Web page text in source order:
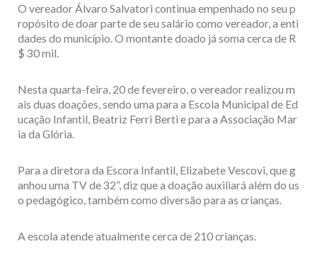
O vereador Álvaro Salvatori continua empenhado no seu p
ropósito de doar parte de seu salário como vereador, a enti
dades do município. O montante doado já soma cerca de R
$ 30 mil.
Nesta quarta-feira, 20 de fevereiro, o vereador realizou m
ais duas doações, sendo uma para a Escola Municipal de Ed
ucação Infantil, Beatriz Ferri Berti e para a Associação Mar
ia da Glória.
Para a diretora da Escora Infantil, Elizabete Vescovi, que g
anhou uma TV de 32”, diz que a doação auxiliará além do us
o pedagógico, também como diversão para as crianças.
A escola atende atualmente cerca de 210 crianças.